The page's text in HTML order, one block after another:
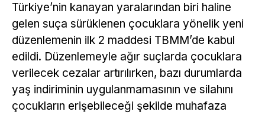
Türkiye’nin kanayan yaralarından biri haline
gelen suça sürüklenen çocuklara yönelik yeni
düzenlemenin ilk 2 maddesi TBMM’de kabul
edildi. Düzenlemeyle ağır suçlarda çocuklara
verilecek cezalar artırılırken, bazı durumlarda
yaş indiriminin uygulanmamasının ve silahını
çocukların erişebileceği şekilde muhafaza